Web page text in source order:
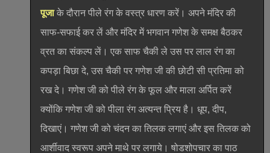
पूजाके दौरान पीले रंग के वस्त्र धारण करें। अपने मंदिर की
साफ-सफाई कर लें और मंदिर में भगवान गणेश के समक्ष बैठकर
व्रत का संकल्प लें। एक साफ चैकी ले उस पर लाल रंग का
कपड़ा बिछा दे, उस चैकी पर गणेश जी की छोटी सी प्रतिमा को
रख दे। गणेश जी को पीले रंग के फूल और माला अर्पित करें
क्योंकि गणेश जी को पीला रंग अत्यन्त प्रिय है। धूप, दीप,
दिखाएं। गणेश जी को चंदन का तिलक लगाएं और इस तिलक को
आर्शीवाद स्वरूप अपने माथे पर लगाये। षोडशोपचार का पाठ